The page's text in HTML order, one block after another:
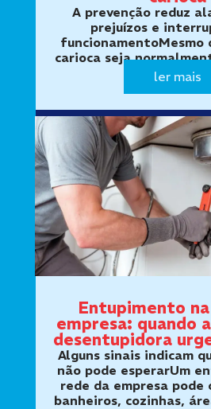
A prevenção reduz
prejuízos e
funcionamentoMesmo
carioca seja
períodos mais secos, a
urbanas com
ler mais
Entupimento
empresa: quando
desentupidora
Alguns sinais indicam
não pode esperarUm
rede da empresa pode
banheiros, cozinhas,